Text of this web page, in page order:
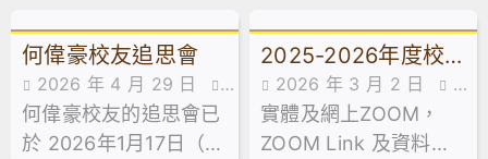
何偉豪校友追思會
2026 年 4 月 29 日
活動花絮
何偉豪校友的追思會已
於 2026年1月17日（星
2025-2026年度校
友會周年會員大會
2026 年 3 月 2 日
友會消息
實體及網上ZOOM，
ZOOM Link 及資料將